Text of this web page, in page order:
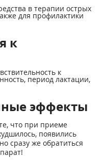
в терапии острых
для профилактики
к
к
период лактации,
эффекты
что при приеме
появились
сразу же обратиться